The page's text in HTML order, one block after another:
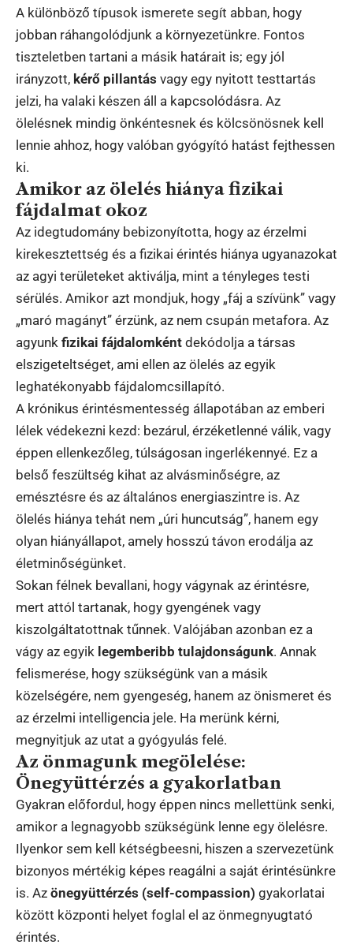
A különböző típusok ismerete segít abban, hogy
jobban ráhangolódjunk a környezetünkre. Fontos
tiszteletben tartani a másik határait is; egy jól
irányzott, kérő pillantás vagy egy nyitott testtartás
jelzi, ha valaki készen áll a kapcsolódásra. Az
ölelésnek mindig önkéntesnek és kölcsönösnek kell
lennie ahhoz, hogy valóban gyógyító hatást fejthessen
ki.
Amikor az ölelés hiánya fizikai
fájdalmat okoz
Az idegtudomány bebizonyította, hogy az érzelmi
kirekesztettség és a fizikai érintés hiánya ugyanazokat
az agyi területeket aktiválja, mint a tényleges testi
sérülés. Amikor azt mondjuk, hogy „fáj a szívünk” vagy
„maró magányt” érzünk, az nem csupán metafora. Az
agyunk fizikai fájdalomként dekódolja a társas
elszigeteltséget, ami ellen az ölelés az egyik
leghatékonyabb fájdalomcsillapító.
A krónikus érintésmentesség állapotában az emberi
lélek védekezni kezd: bezárul, érzéketlenné válik, vagy
éppen ellenkezőleg, túlságosan ingerlékennyé. Ez a
belső feszültség kihat az alvásminőségre, az
emésztésre és az általános energiaszintre is. Az
ölelés hiánya tehát nem „úri huncutság”, hanem egy
olyan hiányállapot, amely hosszú távon erodálja az
életminőségünket.
Sokan félnek bevallani, hogy vágynak az érintésre,
mert attól tartanak, hogy gyengének vagy
kiszolgáltatottnak tűnnek. Valójában azonban ez a
vágy az egyik legemberibb tulajdonságunk. Annak
felismerése, hogy szükségünk van a másik
közelségére, nem gyengeség, hanem az önismeret és
az érzelmi intelligencia jele. Ha merünk kérni,
megnyitjuk az utat a gyógyulás felé.
Az önmagunk megölelése:
Önegyüttérzés a gyakorlatban
Gyakran előfordul, hogy éppen nincs mellettünk senki,
amikor a legnagyobb szükségünk lenne egy ölelésre.
Ilyenkor sem kell kétségbeesni, hiszen a szervezetünk
bizonyos mértékig képes reagálni a saját érintésünkre
is. Az önegyüttérzés (self-compassion) gyakorlatai
között központi helyet foglal el az önmegnyugtató
érintés.